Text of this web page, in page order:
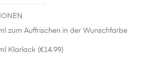
zum Auffrischen in der Wunschfarbe
Klarlack (€14.99)